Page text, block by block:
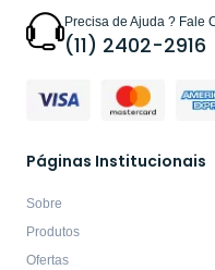
Precisa de Ajuda ? Fale
(11) 2402-2916
Páginas Institucionais
Sobre
Produtos
Ofertas